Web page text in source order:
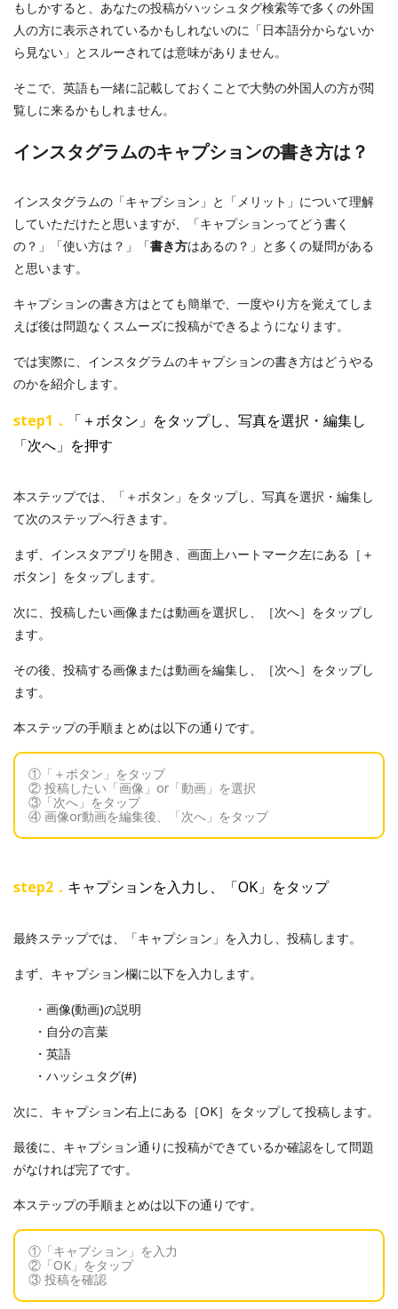
もしかすると、あなたの投稿がハッシュタグ検索等で多くの外国
人の方に表示されているかもしれないのに「日本語分からないか
ら見ない」とスルーされては意味がありません。
そこで、英語も一緒に記載しておくことで大勢の外国人の方が閲
覧しに来るかもしれません。
インスタグラムのキャプションの書き方は？
インスタグラムの「キャプション」と「メリット」について理解
していただけたと思いますが、「キャプションってどう書く
の？」「使い方は？」「書き方はあるの？」と多くの疑問がある
と思います。
キャプションの書き方はとても簡単で、一度やり方を覚えてしま
えば後は問題なくスムーズに投稿ができるようになります。
では実際に、インスタグラムのキャプションの書き方はどうやる
のかを紹介します。
step1．
「＋ボタン」をタップし、写真を選択・編集し
「次へ」を押す
本ステップでは、「＋ボタン」をタップし、写真を選択・編集し
て次のステップへ行きます。
まず、インスタアプリを開き、画面上ハートマーク左にある［＋
ボタン］をタップします。
次に、投稿したい画像または動画を選択し、［次へ］をタップし
ます。
その後、投稿する画像または動画を編集し、［次へ］をタップし
ます。
本ステップの手順まとめは以下の通りです。
①「＋ボタン」をタップ
② 投稿したい「画像」or「動画」を選択
③「次へ」をタップ
④ 画像or動画を編集後、「次へ」をタップ
step2． キャプションを入力し、「OK」をタップ
最終ステップでは、「キャプション」を入力し、投稿します。
まず、キャプション欄に以下を入力します。
・画像(動画)の説明
・自分の言葉
・英語
・ハッシュタグ(#)
次に、キャプション右上にある［OK］をタップして投稿します。
最後に、キャプション通りに投稿ができているか確認をして問題
がなければ完了です。
本ステップの手順まとめは以下の通りです。
①「キャプション」を入力
②「OK」をタップ
③ 投稿を確認